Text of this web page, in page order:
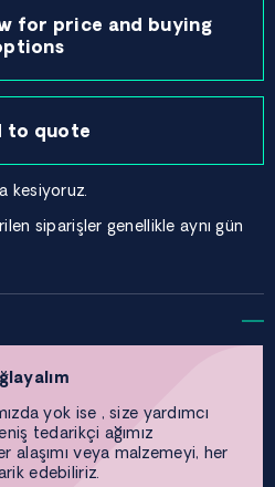
for price and buying
to quote
kesiyoruz.
siparişler genellikle aynı gün
yok ise , size yardımcı
tedarikçi ağımız
alaşımı veya malzemeyi, her
edebiliriz.